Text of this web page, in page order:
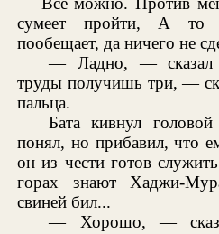
сумеет пройти, А то
пообещает, да ничего не
— Ладно, —
труды получишь три, —
пальца.
Бата кивнул
понял, но прибавил, что
он из чести готов
горах знают Хаджи-
свиней бил...
— Хорошо, —